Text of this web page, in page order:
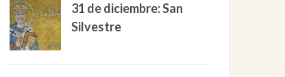
31 de diciembre: San
Silvestre